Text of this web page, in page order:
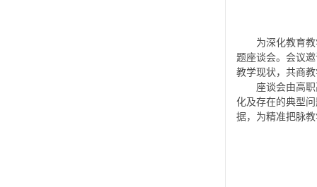
为深化教育
题座谈会。会议
教学现状，共商
座谈会由高
化及存在的典型
据，为精准把脉